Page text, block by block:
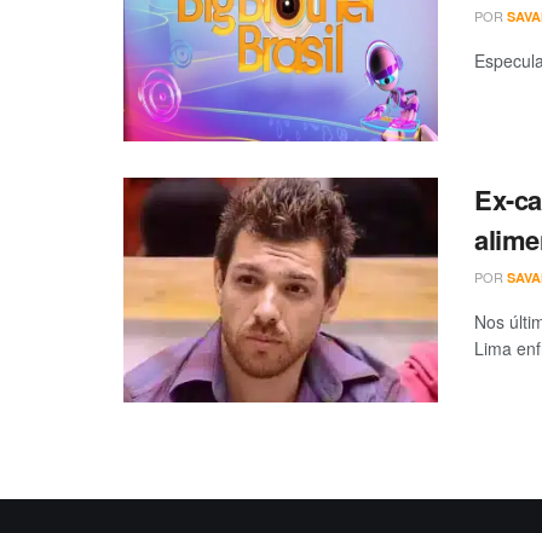
POR
Ex-
POR
Nos
Lima